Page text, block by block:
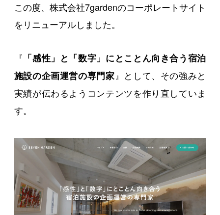
この度、株式会社7gardenのコーポレートサイト
をリニューアルしました。
『 「感性」と「数字」にとことん向き合う宿泊
施設の企画運営の専門家』として、その強みと
実績が伝わるようコンテンツを作り直していま
す。